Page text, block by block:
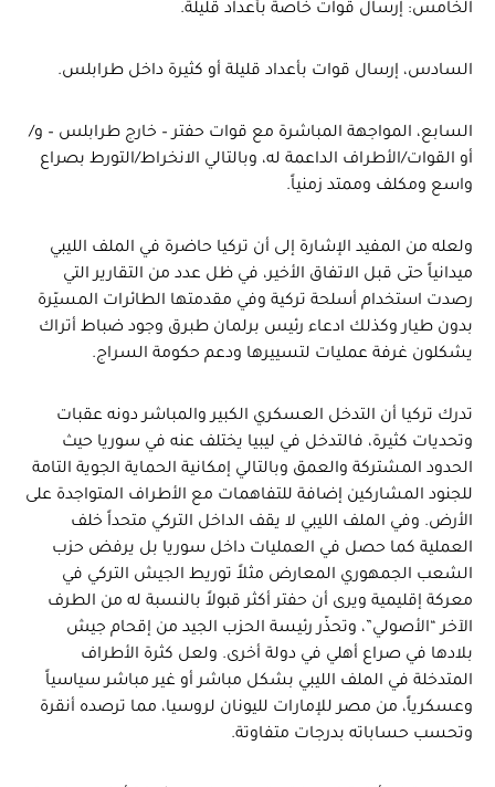
الخامس: إرسال قوات خاصة بأعداد قليلة.
السادس، إرسال قوات بأعداد قليلة أو كثيرة داخل طرابلس.
السابع، المواجهة المباشرة مع قوات حفتر – خارج طرابلس – و/
أو القوات/الأطراف الداعمة له، وبالتالي الانخراط/التورط بصراع
واسع ومكلف وممتد زمنياً.
ولعله من المفيد الإشارة إلى أن تركيا حاضرة في الملف الليبي
ميدانياً حتى قبل الاتفاق الأخير، في ظل عدد من التقارير التي
رصدت استخدام أسلحة تركية وفي مقدمتها الطائرات المسيّرة
بدون طيار وكذلك ادعاء رئيس برلمان طبرق وجود ضباط أتراك
يشكلون غرفة عمليات لتسييرها ودعم حكومة السراج.
تدرك تركيا أن التدخل العسكري الكبير والمباشر دونه عقبات
وتحديات كثيرة، فالتدخل في ليبيا يختلف عنه في سوريا حيث
الحدود المشتركة والعمق وبالتالي إمكانية الحماية الجوية التامة
للجنود المشاركين إضافة للتفاهمات مع الأطراف المتواجدة على
الأرض. وفي الملف الليبي لا يقف الداخل التركي متحداً خلف
العملية كما حصل في العمليات داخل سوريا بل يرفض حزب
الشعب الجمهوري المعارض مثلاً توريط الجيش التركي في
معركة إقليمية ويرى أن حفتر أكثر قبولاً بالنسبة له من الطرف
الآخر “الأصولي”، وتحذّر رئيسة الحزب الجيد من إقحام جيش
بلادها في صراع أهلي في دولة أخرى. ولعل كثرة الأطراف
المتدخلة في الملف الليبي بشكل مباشر أو غير مباشر سياسياً
وعسكرياً، من مصر للإمارات لليونان لروسيا، مما ترصده أنقرة
وتحسب حساباته بدرجات متفاوتة.